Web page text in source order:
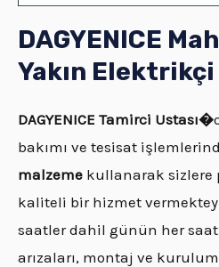
DAGYENICE
Yakın Elektrikçi
DAGYENICE Tamirci Ustası�
bakımı ve tesisat
malzeme kullanarak sizlere
kaliteli bir hizmet
saatler dahil günün her
arızaları, montaj ve